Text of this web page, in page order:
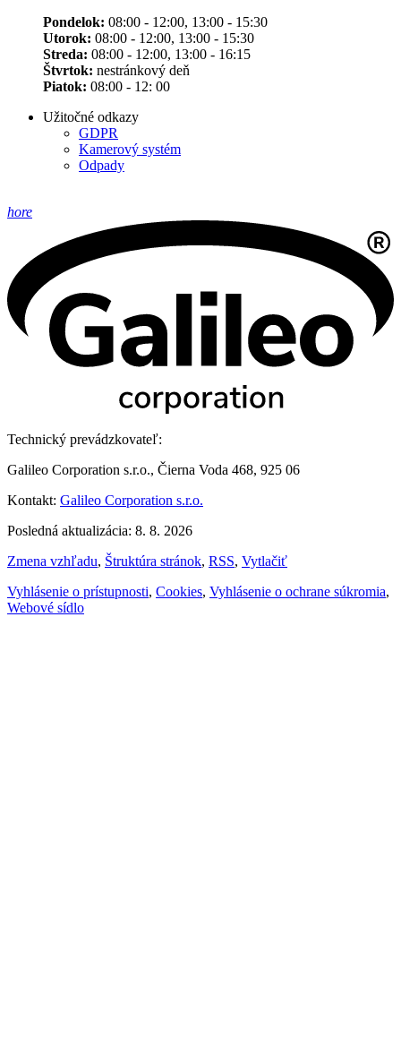
Pondelok: 08:00 - 12:00, 13:00 - 15:30
Utorok: 08:00 - 12:00, 13:00 - 15:30
Streda: 08:00 - 12:00, 13:00 - 16:15
Štvrtok: nestránkový deň
Piatok: 08:00 - 12: 00
Užitočné odkazy
GDPR
Kamerový systém
Odpady
hore
Technický prevádzkovateľ:
Galileo Corporation s.r.o., Čierna Voda 468, 925 06
Kontakt: Galileo Corporation s.r.o.
Posledná aktualizácia: 8. 8. 2026
Zmena vzhľadu, Štruktúra stránok, RSS, Vytlačiť
Vyhlásenie o prístupnosti, Cookies, Vyhlásenie o ochrane súkromia,
Webové sídlo